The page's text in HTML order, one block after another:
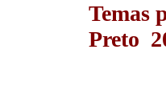
Temas
Preto